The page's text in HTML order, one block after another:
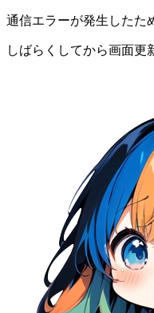
通信エラーが発生したた
しばらくしてから画面更